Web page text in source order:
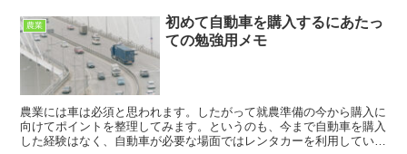
農業
初めて自動車を購入するにあたっ
ての勉強用メモ
農業には車は必須と思われます。したがって就農準備の今から購入に
向けてポイントを整理してみます。というのも、今まで自動車を購入
した経験はなく、自動車が必要な場面ではレンタカーを利用していま